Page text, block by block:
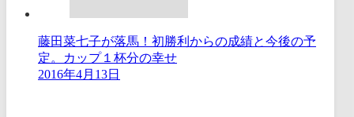
藤田菜七子が落馬！初勝利からの成績と今後の予
定。カップ１杯分の幸せ
2016年4月13日